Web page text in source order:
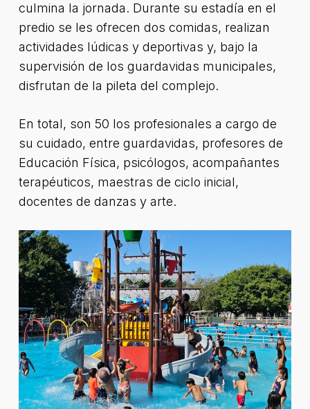
culmina la jornada. Durante su estadía en el
predio se les ofrecen dos comidas, realizan
actividades lúdicas y deportivas y, bajo la
supervisión de los guardavidas municipales,
disfrutan de la pileta del complejo.
En total, son 50 los profesionales a cargo de
su cuidado, entre guardavidas, profesores de
Educación Física, psicólogos, acompañantes
terapéuticos, maestras de ciclo inicial,
docentes de danzas y arte.